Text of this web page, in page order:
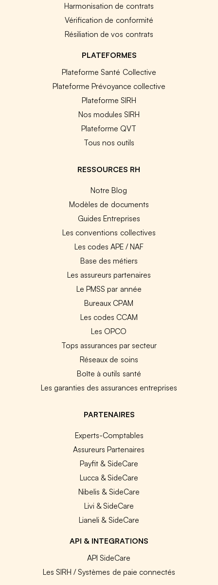
Harmonisation de contrats
Vérification de conformité
Résiliation de vos contrats
PLATEFORMES
Plateforme Santé Collective
Plateforme Prévoyance collective
Plateforme SIRH
Nos modules SIRH
Plateforme QVT
Tous nos outils
RESSOURCES RH
Notre Blog
Modèles de documents
Guides Entreprises
Les conventions collectives
Les codes APE / NAF
Base des métiers
Les assureurs partenaires
Le PMSS par année
Bureaux CPAM
Les codes CCAM
Les OPCO
Tops assurances par secteur
Réseaux de soins
Boîte à outils santé
Les garanties des assurances entreprises
PARTENAIRES
Experts-Comptables
Assureurs Partenaires
Payfit & SideCare
Lucca & SideCare
Nibelis & SideCare
Livi & SideCare
Lianeli & SideCare
API & INTEGRATIONS
API SideCare
Les SIRH / Systèmes de paie connectés